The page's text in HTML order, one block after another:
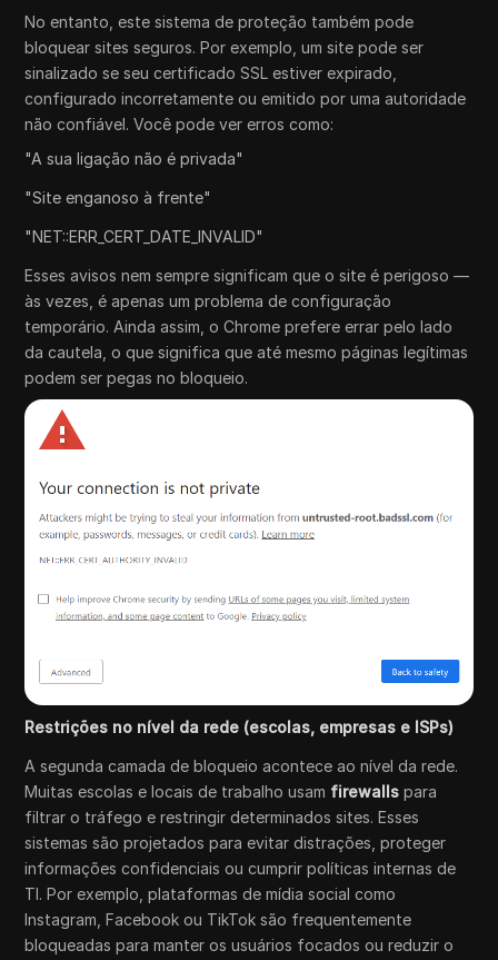
No entanto, este sistema de proteção também pode
bloquear sites seguros. Por exemplo, um site pode ser
sinalizado se seu certificado SSL estiver expirado,
configurado incorretamente ou emitido por uma autoridade
não confiável. Você pode ver erros como:
"A sua ligação não é privada"
"Site enganoso à frente"
"NET::ERR_CERT_DATE_INVALID"
Esses avisos nem sempre significam que o site é perigoso —
às vezes, é apenas um problema de configuração
temporário. Ainda assim, o Chrome prefere errar pelo lado
da cautela, o que significa que até mesmo páginas legítimas
podem ser pegas no bloqueio.
Restrições no nível da rede (escolas, empresas e ISPs)
A segunda camada de bloqueio acontece ao nível da rede.
Muitas escolas e locais de trabalho usam firewalls para
filtrar o tráfego e restringir determinados sites. Esses
sistemas são projetados para evitar distrações, proteger
informações confidenciais ou cumprir políticas internas de
TI. Por exemplo, plataformas de mídia social como
Instagram, Facebook ou TikTok são frequentemente
bloqueadas para manter os usuários focados ou reduzir o